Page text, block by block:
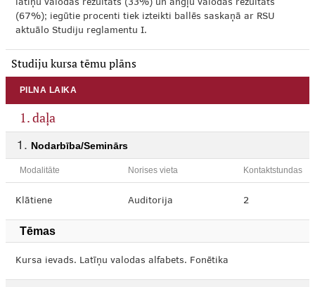
latīņu valodas rezultāts (33%) un angļu valodas rezultāts
(67%); iegūtie procenti tiek izteikti ballēs saskaņā ar RSU
aktuālo Studiju reglamentu I.
Studiju kursa tēmu plāns
PILNA LAIKA
1. daļa
Nodarbība/Seminārs
Modalitāte Norises vieta Kontaktstundas
Klātiene Auditorija 2
Tēmas
Kursa ievads. Latīņu valodas alfabets. Fonētika